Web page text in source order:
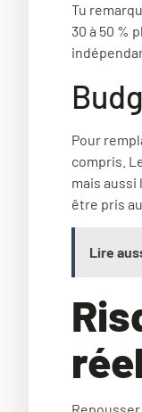
Tu
30 à 50 %
Pour
compris.
mais aussi
être pris
Lire